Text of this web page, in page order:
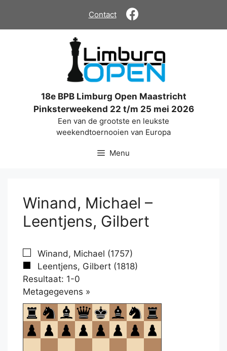
de
Contact
18e BPB Limburg Open Maastricht
Pinksterweekend 22 t/m 25 mei 2026
Een van de grootste en leukste
weekendtoernooien van Europa
Menu
Winand, Michael –
Leentjens, Gilbert
Winand, Michael (1757)
Leentjens, Gilbert (1818)
Resultaat: 1-0
Metagegevens »
om
te
openen.